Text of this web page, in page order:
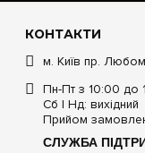
КОНТАКТИ
м. Київ пр.
Пн-Пт з 10:00 до
Сб | Нд: вихідний
Прийом
СЛУЖБА